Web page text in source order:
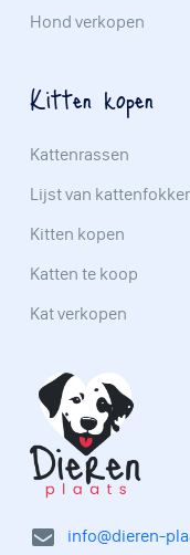
info@dieren-
Hond verkopen
Kitten kopen
Kattenrassen
Lijst van
Kitten kopen
Katten te koop
Kat verkopen